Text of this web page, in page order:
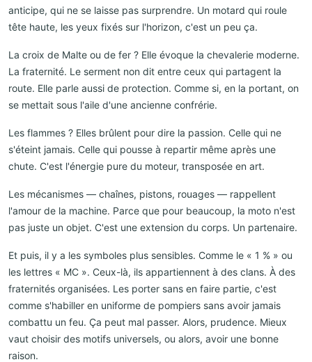
anticipe, qui ne se laisse pas surprendre. Un motard qui roule
tête haute, les yeux fixés sur l'horizon, c'est un peu ça.
La croix de Malte ou de fer ? Elle évoque la chevalerie moderne.
La fraternité. Le serment non dit entre ceux qui partagent la
route. Elle parle aussi de protection. Comme si, en la portant, on
se mettait sous l'aile d'une ancienne confrérie.
Les flammes ? Elles brûlent pour dire la passion. Celle qui ne
s'éteint jamais. Celle qui pousse à repartir même après une
chute. C'est l'énergie pure du moteur, transposée en art.
Les mécanismes — chaînes, pistons, rouages — rappellent
l'amour de la machine. Parce que pour beaucoup, la moto n'est
pas juste un objet. C'est une extension du corps. Un partenaire.
Et puis, il y a les symboles plus sensibles. Comme le « 1 % » ou
les lettres « MC ». Ceux-là, ils appartiennent à des clans. À des
fraternités organisées. Les porter sans en faire partie, c'est
comme s'habiller en uniforme de pompiers sans avoir jamais
combattu un feu. Ça peut mal passer. Alors, prudence. Mieux
vaut choisir des motifs universels, ou alors, avoir une bonne
raison.